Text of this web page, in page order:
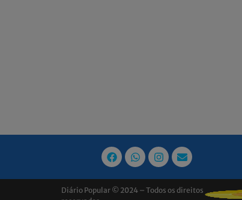
Diário Popular © 2024 – Todos os direitos